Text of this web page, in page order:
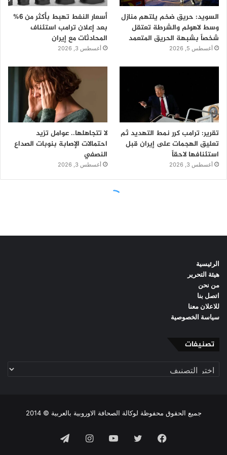
الرئيسية
هيئة التحرير
من نحن
اتصل بنا
للاعلان معنا
سياسة الخصوصية
تصنيفات
تصنيفات
جميع الحقوق محفوظة لوكالة الصحافة الاوروبية بالعربية © 2014
فيسبوك تويتر يوتيوبانستقرامتيلقرام